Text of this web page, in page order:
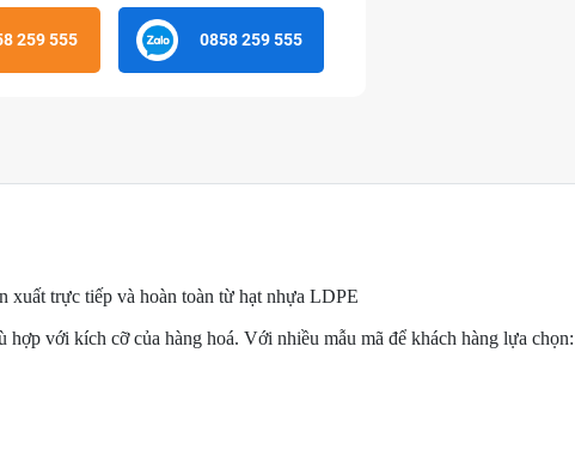
259 555 0858 259 555
xuất trực tiếp và hoàn toàn từ hạt nhựa LDPE
với kích cỡ của hàng hoá. Với nhiều mẫu mã để khách hàng lựa chọn: